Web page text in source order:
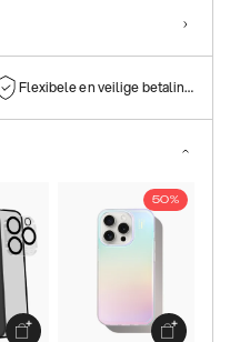
Flexibele en veilige betalingen
50%